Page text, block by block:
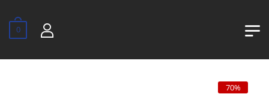
0
70%